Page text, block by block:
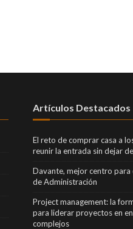
Artículos Destacados
El reto de comprar casa a
reunir la entrada sin dejar
Davante, mejor centro para
de Administración
Project management: la
para liderar proyectos en
complejos